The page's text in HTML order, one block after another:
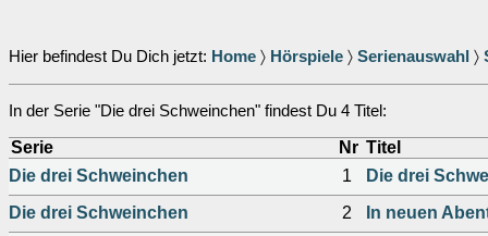
Hier befindest Du Dich jetzt: Home 〉 Hörspiele 〉 Serienauswahl 〉
In der Serie "Die drei Schweinchen" findest Du 4 Titel:
Serie Nr Titel
Die drei Schweinchen
1
Die drei
Die drei Schweinchen
2
In neuen